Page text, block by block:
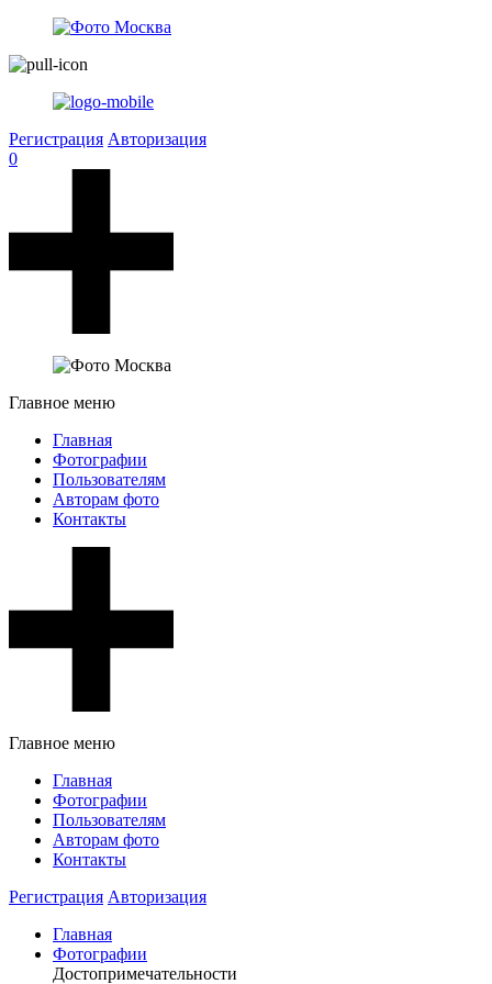
Регистрация Авторизация
0
Главное меню
Главная
Фотографии
Пользователям
Авторам фото
Контакты
Главное меню
Главная
Фотографии
Пользователям
Авторам фото
Контакты
Регистрация Авторизация
Главная
Фотографии
Достопримечательности